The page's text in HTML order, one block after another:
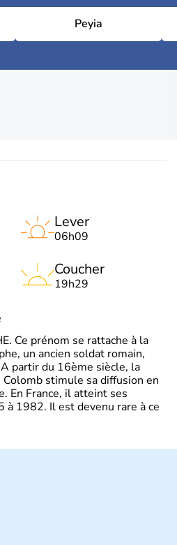
Peyia
Lever
06h09
Coucher
19h29
Ce prénom se rattache à la
un ancien soldat romain,
partir du 16ème siècle, la
stimule sa diffusion en
En France, il atteint ses
1982. Il est devenu rare à ce